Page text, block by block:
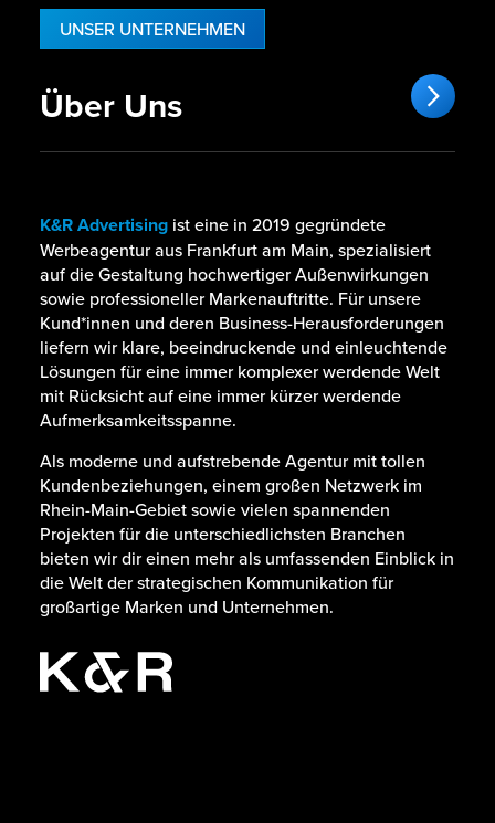
Gutes Gespür für Ästhetik, Timing, Trends
und Plattformen
Selbstständige, strukturierte Arbeitsweise
und Lust, neue Formate auszuprobieren
Strategische & professionelle Apps
Flexible Arbeitszeiten
und eine geile Zeit
UNSER UNTERNEHMEN
Über Uns
K&R Advertising ist eine in 2019 gegründete
Werbeagentur aus Frankfurt am Main, spezialisiert
auf die Gestaltung hochwertiger Außenwirkungen
sowie professioneller Markenauftritte. Für unsere
Kund*innen und deren Business-Herausforderungen
liefern wir klare, beeindruckende und einleuchtende
Lösungen für eine immer komplexer werdende Welt
mit Rücksicht auf eine immer kürzer werdende
Aufmerksamkeitsspanne.
Als moderne und aufstrebende Agentur mit tollen
Kundenbeziehungen, einem großen Netzwerk im
Rhein-Main-Gebiet sowie vielen spannenden
Projekten für die unterschiedlichsten Branchen
bieten wir dir einen mehr als umfassenden Einblick in
die Welt der strategischen Kommunikation für
großartige Marken und Unternehmen.